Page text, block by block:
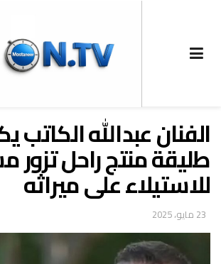
الفنان عبدالله الكاتب
طليقة منتج راحل تزور
للاستيلاء على ميراثه
23 مايو، 2025